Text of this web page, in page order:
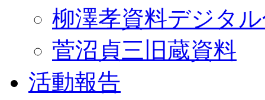
柳澤孝資料デジタ
菅沼貞三旧蔵資料
活動報告